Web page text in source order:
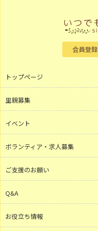
会員登録
トップページ
里親募集
イベント
ボランティア・求人募集
ご支援のお願い
Q&A
お役立ち情報